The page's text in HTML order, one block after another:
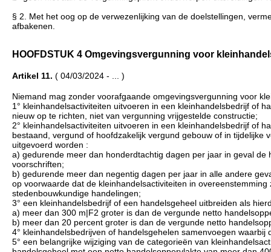
§ 2. Met het oog op de verwezenlijking van de doelstellingen,
afbakenen.
HOOFDSTUK 4 Omgevingsvergunning voor
Artikel 11. ( 04/03/2024 - ... )
Niemand mag zonder voorafgaande omgevingsvergunning voor
1° kleinhandelsactiviteiten uitvoeren in een kleinhandelsbedrijf of
nieuw op te richten, niet van vergunning vrijgestelde constructie;
2° kleinhandelsactiviteiten uitvoeren in een kleinhandelsbedrijf of
bestaand, vergund of hoofdzakelijk vergund gebouw of in
uitgevoerd worden :
a) gedurende meer dan honderdtachtig dagen per jaar in geval
voorschriften;
b) gedurende meer dan negentig dagen per jaar in alle andere
op voorwaarde dat de kleinhandelsactiviteiten in
stedenbouwkundige handelingen;
3° een kleinhandelsbedrijf of een handelsgeheel uitbreiden als
a) meer dan 300 m|F2 groter is dan de vergunde netto
b) meer dan 20 percent groter is dan de vergunde netto
4° kleinhandelsbedrijven of handelsgehelen samenvoegen
5° een belangrijke wijziging van de categorieën van